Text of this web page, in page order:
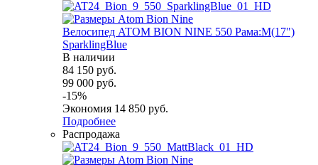
Велосипед ATOM BION NINE 550 Рама:M(17")
SparklingBlue
В наличии
84 150 руб.
99 000 руб.
-15%
Экономия 14 850 руб.
Подробнее
Распродажа